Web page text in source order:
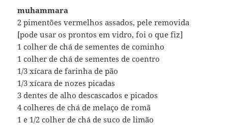
muhammara
2 pimentões vermelhos assados, pele removida
[pode usar os prontos em vidro, foi o que fiz]
1 colher de chá de sementes de cominho
1 colher de chá de sementes de coentro
1/3 xícara de farinha de pão
1/3 xícara de nozes picadas
3 dentes de alho descascados e picados
4 colheres de chá de melaço de romã
1 e 1/2 colher de chá de suco de limão